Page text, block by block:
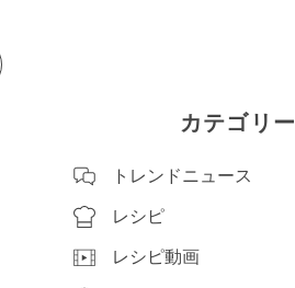
カテゴリー
トレンドニュース
レシピ
レシピ動画